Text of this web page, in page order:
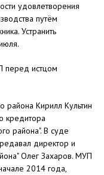
удовлетворения
путём
Устранить
перед истцом
района Кирилл Культин
кредитора
района". В суде
директор и
Олег Захаров. МУП
2014 года,